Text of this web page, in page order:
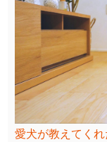
愛犬が教えてく